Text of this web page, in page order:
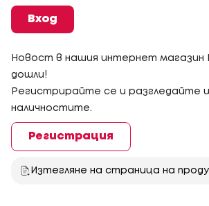
Вход
Новост в нашия интернет магазин
дошли!
Регистрирайте се и разгледайте
наличностите.
Регистрация
Изтегляне на страница на